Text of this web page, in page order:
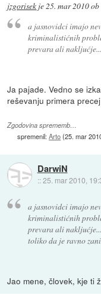
jzgorisek je25. mar 2010
a jasnovidci imajo
kriminalistićnih
prevara ali nakljućje...
Ja pajade. Vedno se
reševanju primera
Zgodovina sprememb…
spremenil:Arto(25. mar
DarwiN
::25. mar 2010,
a jasnovidci imajo
kriminalistićnih
prevara ali
toliko da je ravno
Jao mene, človek, kje ti